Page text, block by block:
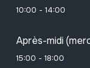
10:00 - 14:00
Après-midi
15:00 - 18:00